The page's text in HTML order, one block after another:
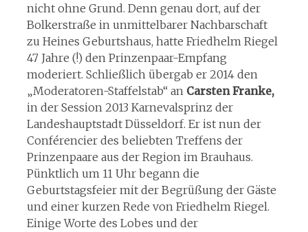
nicht ohne Grund. Denn genau dort, auf der
Bolkerstraße in unmittelbarer Nachbarschaft
zu Heines Geburtshaus, hatte Friedhelm Riegel
47 Jahre (!) den Prinzenpaar-Empfang
moderiert. Schließlich übergab er 2014 den
„Moderatoren-Staffelstab“ an Carsten Franke,
in der Session 2013 Karnevalsprinz der
Landeshauptstadt Düsseldorf. Er ist nun der
Conférencier des beliebten Treffens der
Prinzenpaare aus der Region im Brauhaus.
Pünktlich um 11 Uhr begann die
Geburtstagsfeier mit der Begrüßung der Gäste
und einer kurzen Rede von Friedhelm Riegel.
Einige Worte des Lobes und der